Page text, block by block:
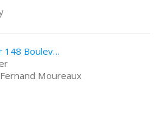
CIC Trouville-Sur-Mer 148 Boulevard Fernand Moureaux
Moureaux